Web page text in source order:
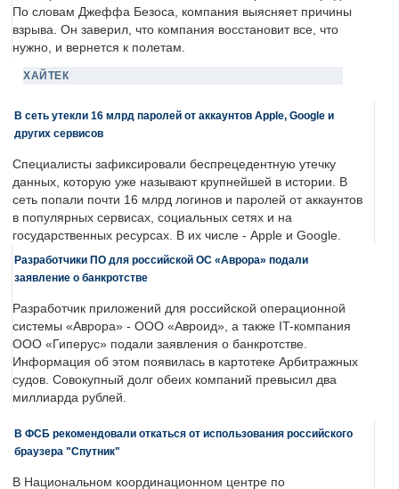
По словам Джеффа Безоса, компания выясняет причины
взрыва. Он заверил, что компания восстановит все, что
нужно, и вернется к полетам.
ХАЙТЕК
В сеть утекли 16 млрд паролей от аккаунтов Apple, Google и
других сервисов
Специалисты зафиксировали беспрецедентную утечку
данных, которую уже называют крупнейшей в истории. В
сеть попали почти 16 млрд логинов и паролей от аккаунтов
в популярных сервисах, социальных сетях и на
государственных ресурсах. В их числе - Apple и Google.
Разработчики ПО для российской ОС «Аврора» подали
заявление о банкротстве
Разработчик приложений для российской операционной
системы «Аврора» - ООО «Авроид», а также IT-компания
ООО «Гиперус» подали заявления о банкротстве.
Информация об этом появилась в картотеке Арбитражных
судов. Совокупный долг обеих компаний превысил два
миллиарда рублей.
В ФСБ рекомендовали откаться от использования российского
браузера "Спутник"
В Национальном координационном центре по